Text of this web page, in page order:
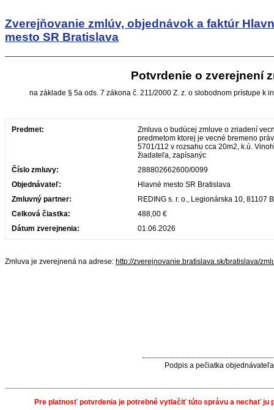
Zverejňovanie zmlúv, objednávok a faktúr
mesto SR Bratislava
Potvrdenie o zverejnení
na základe § 5a ods. 7 zákona č. 211/2000 Z. z. o slobodnom prístupe k
Predmet:
Zmluva o budúcej zmluve o zriadení
predmetom ktorej je vecné bremeno
5701/112 v rozsahu cca 20m2, k.ú.
žiadateľa, zapísanýc
Číslo zmluvy:
288802662600/0099
Objednávateľ:
Hlavné mesto SR Bratislava
Zmluvný partner:
REDING s. r. o., Legionárska 10, 81107
Celková čiastka:
488,00 €
Dátum zverejnenia:
01.06.2026
Zmluva je zverejnená na adrese: http://zverejnovanie.bratislava.sk/bratislava/
Podpis a pečiatka objednávateľa
Pre platnosť potvrdenia je potrebné vytlačiť túto správu a nechať ju